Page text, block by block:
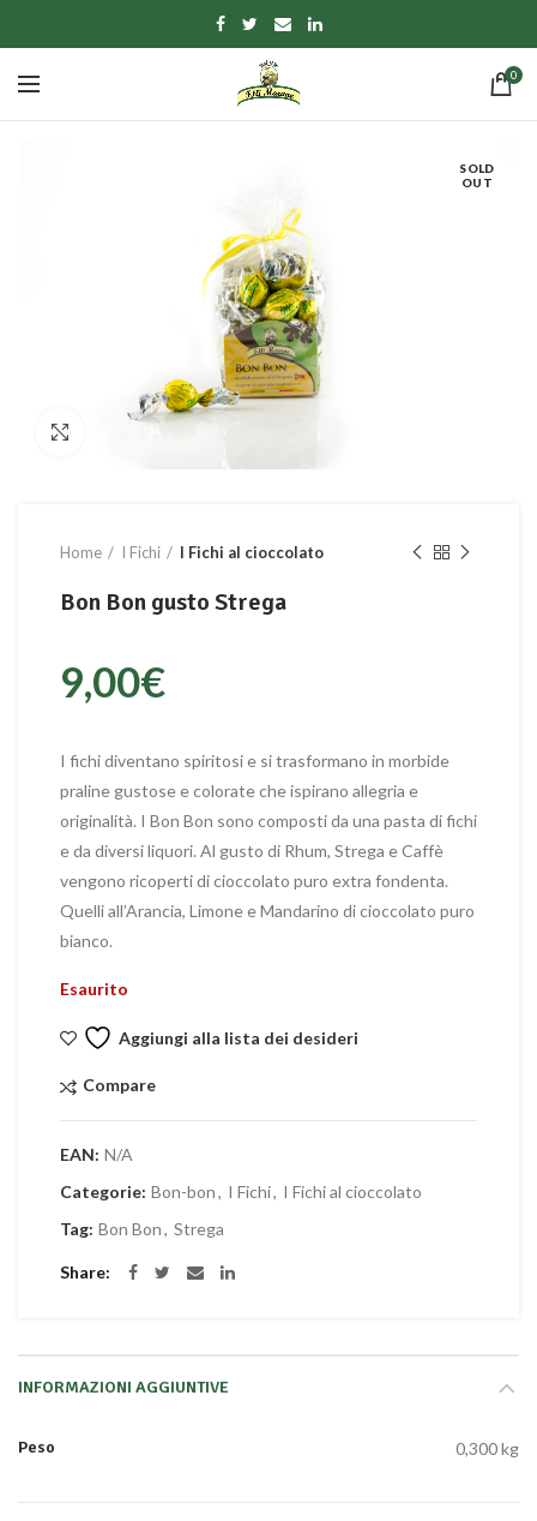
0
SOLD
OUT
Home I Fichi I Fichi al cioccolato
Bon Bon gusto Strega
9,00€
I fichi diventano spiritosi e si trasformano in morbide
praline gustose e colorate che ispirano allegria e
originalità. I Bon Bon sono composti da una pasta di fichi
e da diversi liquori. Al gusto di Rhum, Strega e Caffè
vengono ricoperti di cioccolato puro extra fondenta.
Quelli all’Arancia, Limone e Mandarino di cioccolato puro
bianco.
Esaurito
Aggiungi alla lista dei desideri
Compare
EAN: N/A
Categorie: Bon-bon, I Fichi, I Fichi al cioccolato
Tag: Bon Bon, Strega
Share
INFORMAZIONI AGGIUNTIVE
Peso 0,300 kg